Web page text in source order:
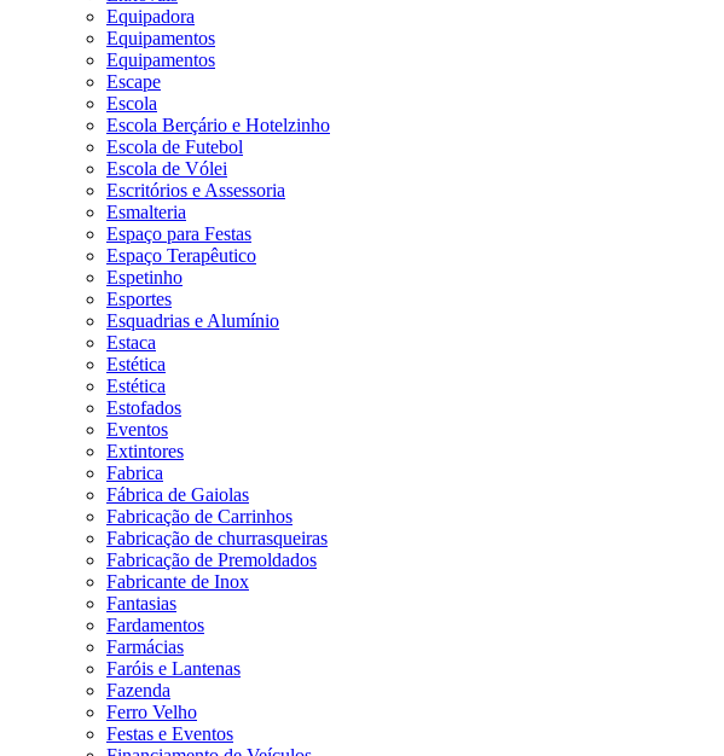
Equipadora
Equipamentos
Equipamentos
Escape
Escola
Escola Berçário e Hotelzinho
Escola de Futebol
Escola de Vólei
Escritórios e Assessoria
Esmalteria
Espaço para Festas
Espaço Terapêutico
Espetinho
Esportes
Esquadrias e Alumínio
Estaca
Estética
Estética
Estofados
Eventos
Extintores
Fabrica
Fábrica de Gaiolas
Fabricação de Carrinhos
Fabricação de churrasqueiras
Fabricação de Premoldados
Fabricante de Inox
Fantasias
Fardamentos
Farmácias
Faróis e Lantenas
Fazenda
Ferro Velho
Festas e Eventos